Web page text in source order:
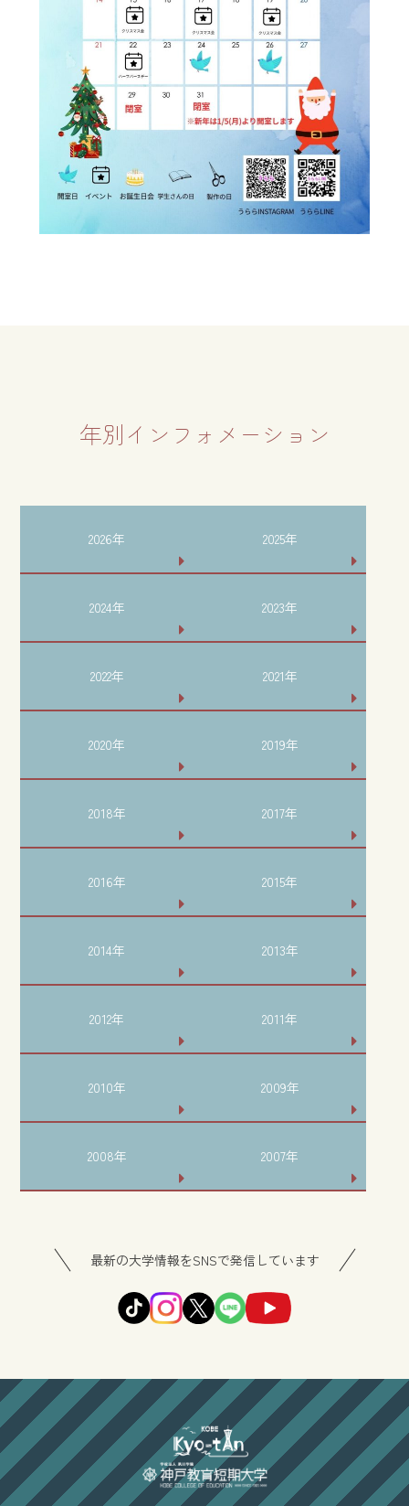
年別インフォメーション
2026年 2025年
2024年 2023年
2022年 2021年
2020年 2019年
2018年 2017年
2016年 2015年
2014年 2013年
2012年 2011年
2010年 2009年
2008年 2007年
最新の大学情報をSNSで発信しています